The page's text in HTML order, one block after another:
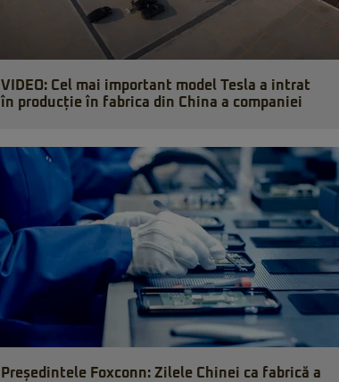
VIDEO: Cel mai important model Tesla a intrat
în producție în fabrica din China a companiei
Președintele Foxconn: Zilele Chinei ca fabrică a